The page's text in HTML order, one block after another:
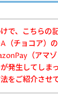
で、こちらの
（チョコア）
（アマ
発生してしま
をご紹介させ